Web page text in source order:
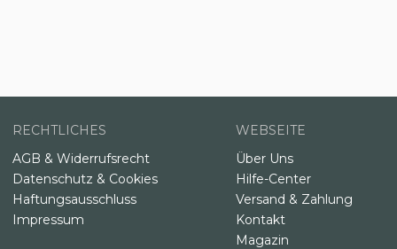
RECHTLICHES
AGB & Widerrufsrecht
Datenschutz & Cookies
Haftungsausschluss
Impressum
WEBSEITE
Über Uns
Hilfe-Center
Versand & Zahlung
Kontakt
Magazin